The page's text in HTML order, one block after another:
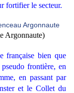
fortifier le secteur.
Argonnaute)
française bien que
frontière, en
en passant par
et le Collet du